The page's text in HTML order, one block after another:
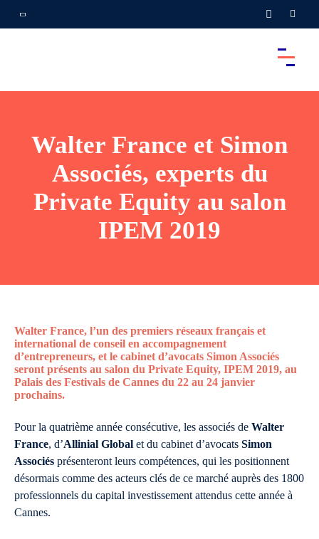
Walter France et Simon
Associés, experts du
Private Equity au salon
IPEM 2019
Walter France, l’un des premiers réseaux français et
international de conseil en accompagnement
d’entrepreneurs, et le cabinet d’avocats Simon Associés
seront présents au salon du Private Equity, IPEM 2019, au
Palais des Festivals de Cannes du 22 au 24 janvier
prochains.
Pour la quatrième année consécutive, les associés de Walter
France, d’Allinial Global et du cabinet d’avocats Simon
Associés présenteront leurs compétences, qui les positionnent
désormais comme des acteurs clés de ce marché auprès des 1800
professionnels du capital investissement attendus cette année à
Cannes.